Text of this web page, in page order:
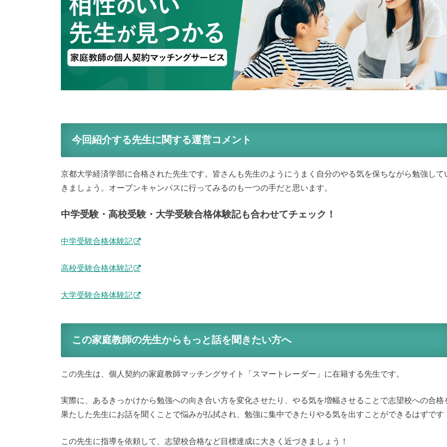
今回紹介する先生に関する運営コメント
京都大学経済学部に合格された先生です。皆さんも先生のようにうまく自分のやる気を保ちながら勉強して
きましょう。オープンキャンパスに行ってみるのも一つの手だと思います。
中学受験・高校受験・大学受験合格体験記も合わせてチェック！
中学受験合格体験記
高校受験合格体験記
大学受験合格体験記
この家庭教師の先生からもっと話を聞きたい方へ
この先生は、個人契約の家庭教師マッチングサイト「スマートレーダー」に在籍する先生です。
実際に、あるきっかけから勉強への向き合い方を変化させたり、やる気を増幅させることで志望校への合格
果たした先生にお話を聞くことで悩みが払拭され、勉強に集中できたりやる気を出すことができるはずです
この先生に指導を依頼して、志望校合格など目標達成に大きく近づきましょう！